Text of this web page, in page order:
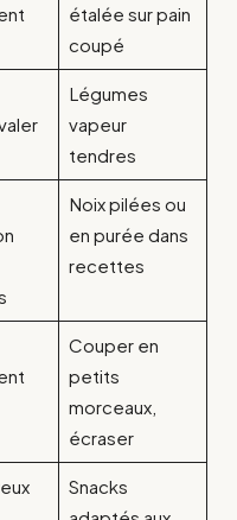
étalée sur pain
coupé
Légumes
vapeur
tendres
Noix pilées ou
en purée dans
recettes
Couper en
petits
morceaux,
écraser
Snacks